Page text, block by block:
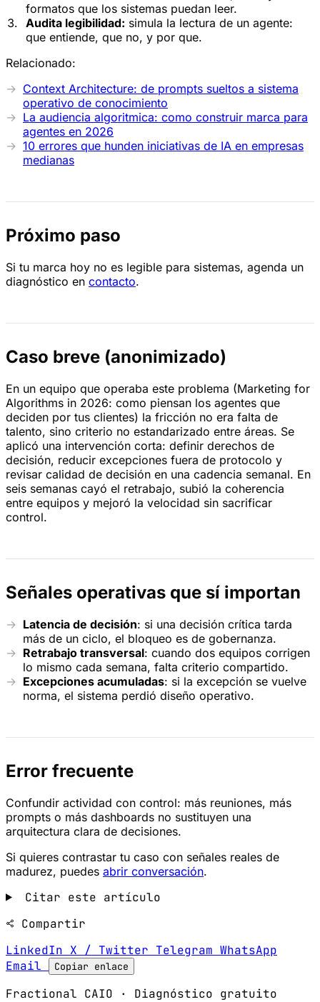
formatos que los sistemas puedan leer.
Audita legibilidad: simula la lectura de un agente:
que entiende, que no, y por que.
Relacionado:
Context Architecture: de prompts sueltos a sistema
operativo de conocimiento
La audiencia algoritmica: como construir marca para
agentes en 2026
10 errores que hunden iniciativas de IA en empresas
medianas
Próximo paso
Si tu marca hoy no es legible para sistemas, agenda un
diagnóstico en contacto.
Caso breve (anonimizado)
En un equipo que operaba este problema (Marketing for
Algorithms in 2026: como piensan los agentes que
deciden por tus clientes) la fricción no era falta de
talento, sino criterio no estandarizado entre áreas. Se
aplicó una intervención corta: definir derechos de
decisión, reducir excepciones fuera de protocolo y
revisar calidad de decisión en una cadencia semanal. En
seis semanas cayó el retrabajo, subió la coherencia
entre equipos y mejoró la velocidad sin sacrificar
control.
Señales operativas que sí importan
Latencia de decisión: si una decisión crítica tarda
más de un ciclo, el bloqueo es de gobernanza.
Retrabajo transversal: cuando dos equipos corrigen
lo mismo cada semana, falta criterio compartido.
Excepciones acumuladas: si la excepción se vuelve
norma, el sistema perdió diseño operativo.
Error frecuente
Confundir actividad con control: más reuniones, más
prompts o más dashboards no sustituyen una
arquitectura clara de decisiones.
Si quieres contrastar tu caso con señales reales de
madurez, puedes abrir conversación.
Citar este artículo
Compartir
LinkedIn X / Twitter Telegram WhatsApp
Email
Copiar enlace
Fractional CAIO · Diagnóstico gratuito